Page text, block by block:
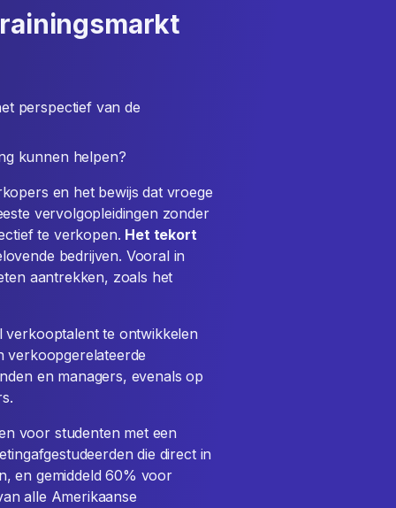
perspectief van de
kunnen helpen?
en het bewijs dat vroege
vervolgopleidingen zonder
te verkopen. Het tekort
bedrijven. Vooral in
aantrekken, zoals het
verkooptalent te ontwikkelen
verkoopgerelateerde
en managers, evenals op
voor studenten met een
die direct in
en gemiddeld 60% voor
alle Amerikaanse